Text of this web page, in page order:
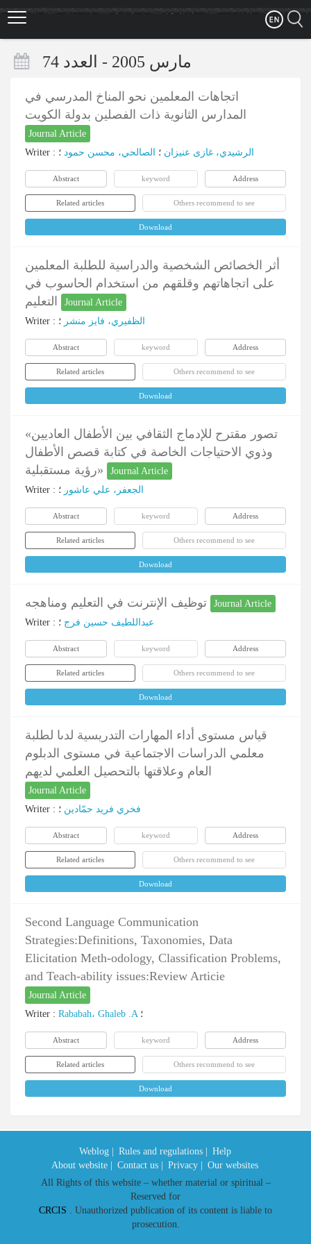
Skip
مارس 2005 - العدد 74
اتجاهات المعلمين نحو المناخ المدرسي في
المدارس الثانوية ذات الفصلين بدولة الكويت
Journal Article
Writer : الرشیدي، غازی عنیزان ؛ الصالحي، محسن حمود ؛
Abstract keyword Address
Related articles Others recommend to see
Download
أثر الخصائص الشخصية والدراسية للطلبة المعلمين
على اتجاهاتهم وقلقهم من استخدام الحاسوب في
Journal Article
Writer : الظفیري، فایز منشر ؛
Abstract keyword Address
Related articles Others recommend to see
Download
«تصور مقترح للإدماج الثقافي بين الأطفال العاديين
وذوي الاحتياجات الخاصة في كتابة قصص الأطفال
رؤية مستقبلية»
Journal Article
Writer : الجعفر، علي عاشور ؛
Abstract keyword Address
Related articles Others recommend to see
Download
Journal Article
Writer : عبداللطیف حسین فرج ؛
Abstract keyword Address
Related articles Others recommend to see
Download
قياس مستوى أداء المهارات التدريسية لدىا لطلبة
معلمي الدراسات الاجتماعية في مستوى الدبلوم
العام وعلاقتها بالتحصيل العلمي لديهم
Journal Article
Writer : فخري فرید حمّادین ؛
Abstract keyword Address
Related articles Others recommend to see
Download
Second Language Communication
Strategies:Definitions, Taxonomies, Data
Elicitation Meth-odology, Classification Problems,
and Teach-ability issues:Review Articie
Journal Article
Writer : Rababah، Ghaleb .A ؛
Abstract keyword Address
Related articles Others recommend to see
Download
Weblog | Rules and regulations |
Help
About website |
Contact us | Privacy |
Our websites
All Rights of this website – whether material or spiritual –
Reserved for
CRCIS . Unauthorized publication of its content is liable to
prosecution.